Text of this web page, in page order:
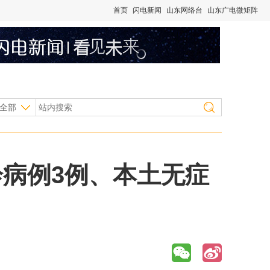
首页 闪电新闻 山东网络台 山东广电微矩阵
部
例3例、本土无症